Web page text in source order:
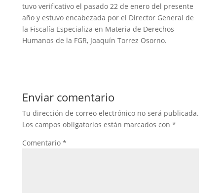
tuvo verificativo el pasado 22 de enero del presente
año y estuvo encabezada por el Director General de
la Fiscalía Especializa en Materia de Derechos
Humanos de la FGR, Joaquín Torrez Osorno.
Enviar comentario
Tu dirección de correo electrónico no será publicada.
Los campos obligatorios están marcados con *
Comentario *